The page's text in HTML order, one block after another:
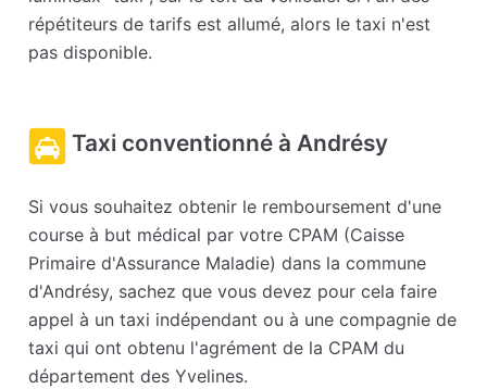
répétiteurs de tarifs est allumé, alors le taxi n'est
pas disponible.
Taxi conventionné à Andrésy
Si vous souhaitez obtenir le remboursement d'une
course à but médical par votre CPAM (Caisse
Primaire d'Assurance Maladie) dans la commune
d'Andrésy, sachez que vous devez pour cela faire
appel à un taxi indépendant ou à une compagnie de
taxi qui ont obtenu l'agrément de la CPAM du
département des Yvelines.